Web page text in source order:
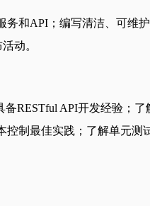
和API；编写清洁、可维
动。
RESTful API开发经验；了
控制最佳实践；了解单元